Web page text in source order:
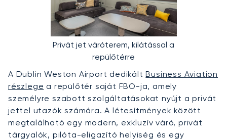
Privát jet váróterem, kilátással a
repülőtérre
A Dublin Weston Airport dedikáltBusiness Aviation
részlege a repülőtér saját FBO-ja, amely
személyre szabott szolgáltatásokat nyújt a privát
jettel utazók számára. A létesítmények között
megtalálható egy modern, exkluzív váró, privát
tárgyalók, pilóta-eligazító helyiség és egy